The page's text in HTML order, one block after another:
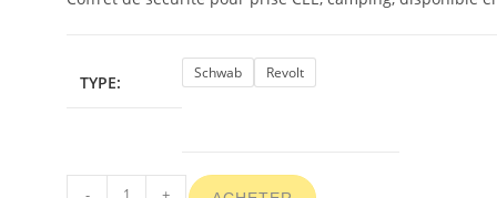
TYPE: Schwab Revolt